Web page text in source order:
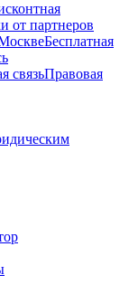
от партнеров
Бесплатная
связьПравовая